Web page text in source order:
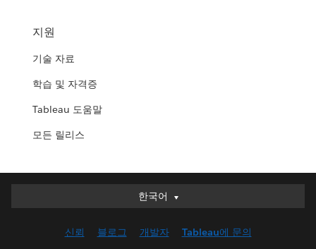
지원
기술 자료
학습 및 자격증
Tableau 도움말
모든 릴리스
한국어
한국어
English (UK)
신뢰 블로그 개발자 Tableau에 문의